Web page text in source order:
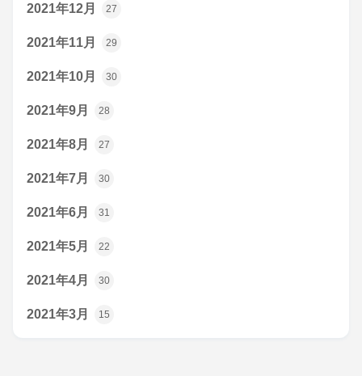
2021年12月 27
2021年11月 29
2021年10月 30
2021年9月 28
2021年8月 27
2021年7月 30
2021年6月 31
2021年5月 22
2021年4月 30
2021年3月 15